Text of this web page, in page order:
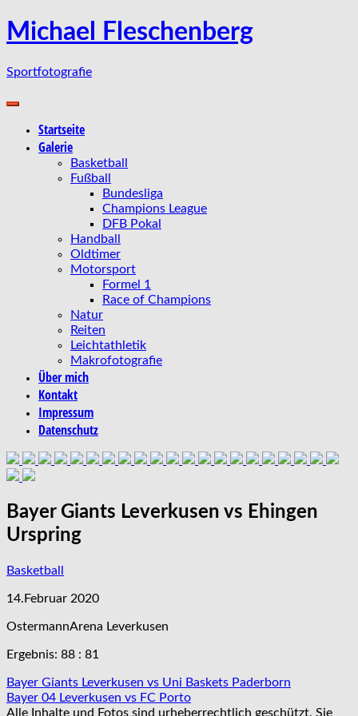
Zum
Inhalt
Michael Fleschenberg
Sportfotografie
Startseite
Galerie
Basketball
Fußball
Bundesliga
Champions League
DFB Pokal
Handball
Oldtimer
Motorsport
Formel 1
Race of Champions
Natur
Reiten
Leichtathletik
Makrofotografie
Über mich
Kontakt
Impressum
Datenschutz
Bayer Giants Leverkusen vs Ehingen
Urspring
Basketball
14.Februar 2020
OstermannArena Leverkusen
Ergebnis: 88 : 81
Beitragsnavigation
Bayer Giants Leverkusen vs Uni Baskets Paderborn
Bayer 04 Leverkusen vs FC Porto
Alle Inhalte und Fotos sind urheberrechtlich geschützt. Sie